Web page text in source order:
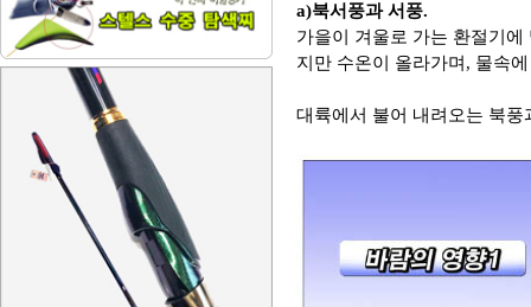
a)북서풍과 서풍.
가을이 겨울로 가는 환절기에
지만 수온이 올라가며, 물속
대륙에서 불어 내려오는 북